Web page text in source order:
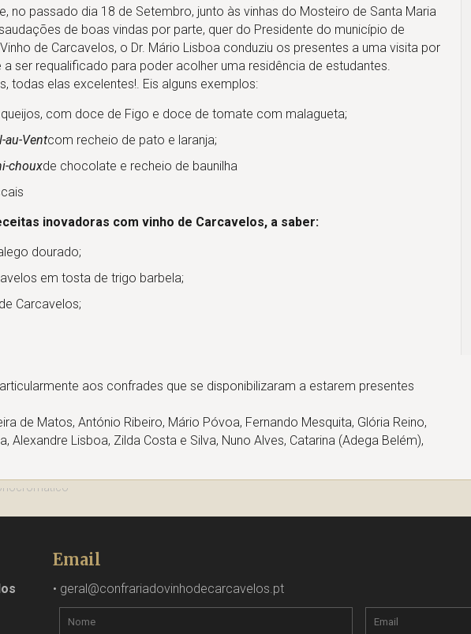
no passado dia 18 de Setembro, junto às vinhas do Mosteiro de Santa Maria
de boas vindas por parte, quer do Presidente do município de
de Carcavelos, o Dr. Mário Lisboa conduziu os presentes a uma visita por
ser requalificado para poder acolher uma residência de estudantes.
todas elas excelentes!. Eis alguns exemplos:
queijos, com doce de Figo e doce de tomate com malagueta;
au-Ventcom recheio de pato e laranja;
chouxde chocolate e recheio de baunilha
inovadoras com vinho de Carcavelos, a saber:
dourado;
em tosta de trigo barbela;
Carcavelos;
aos confrades que se disponibilizaram a estarem presentes
de Matos, António Ribeiro, Mário Póvoa, Fernando Mesquita, Glória Reino,
Alexandre Lisboa, Zilda Costa e Silva, Nuno Alves, Catarina (Adega Belém),
Email
• geral@confrariadovinhodecarcavelos.pt